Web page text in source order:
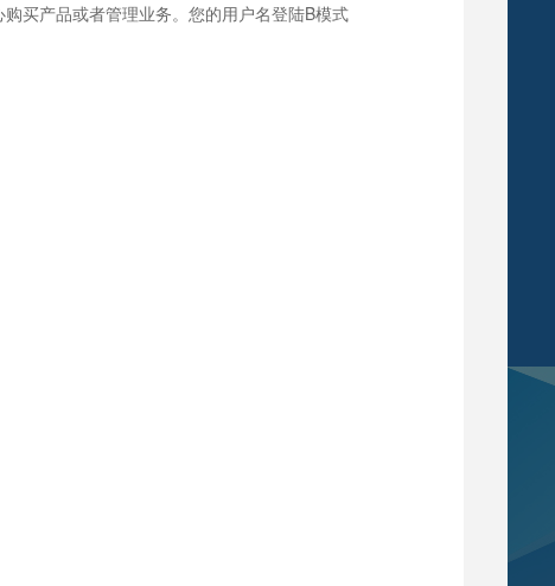
买产品或者管理业务。您的用户名登陆B模式